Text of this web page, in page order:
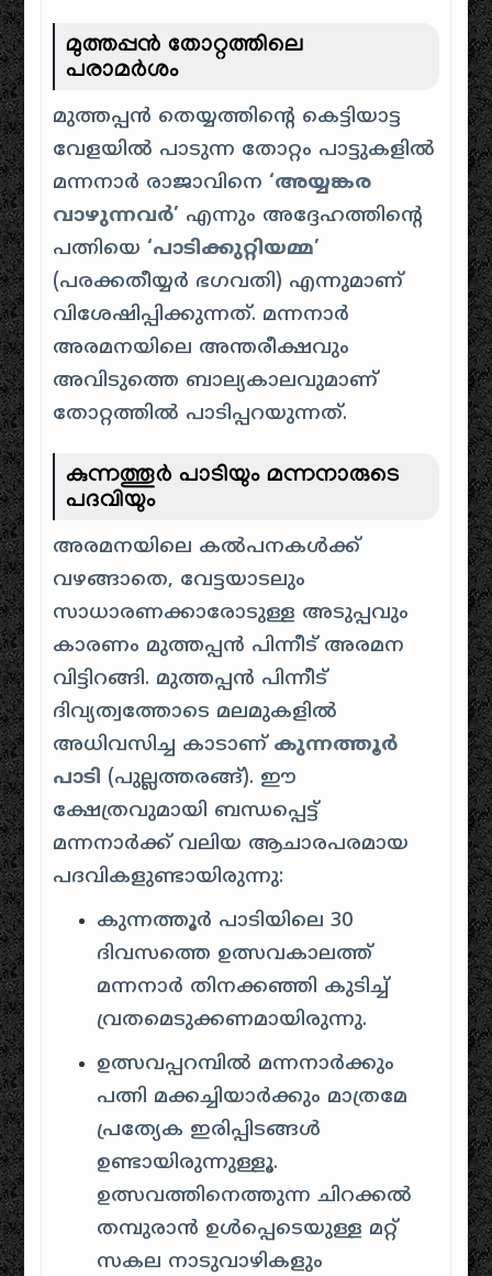
മുത്തപ്പൻ തോറ്റത്തിലെ
പരാമർശം
മുത്തപ്പൻ തെയ്യത്തിന്റെ കെട്ടിയാട്ട
വേളയിൽ പാടുന്ന തോറ്റം പാട്ടുകളിൽ
മന്നനാർ രാജാവിനെ‘അയ്യങ്കര
വാഴുന്നവർ’ എന്നും അദ്ദേഹത്തിന്റെ
പത്നിയെ‘പാടിക്കുറ്റിയമ്മ’
(പരക്കതീയ്യർ ഭഗവതി) എന്നുമാണ്
വിശേഷിപ്പിക്കുന്നത്. മന്നനാർ
അരമനയിലെ അന്തരീക്ഷവും
അവിടുത്തെ ബാല്യകാലവുമാണ്
തോറ്റത്തിൽ പാടിപ്പറയുന്നത്.
കുന്നത്തൂർ പാടിയും മന്നനാരുടെ
പദവിയും
അരമനയിലെ കൽപനകൾക്ക്
വഴങ്ങാതെ, വേട്ടയാടലും
സാധാരണക്കാരോടുള്ള അടുപ്പവും
കാരണം മുത്തപ്പൻ പിന്നീട് അരമന
വിട്ടിറങ്ങി. മുത്തപ്പൻ പിന്നീട്
ദിവ്യത്വത്തോടെ മലമുകളിൽ
അധിവസിച്ച കാടാണ് കുന്നത്തൂർ
പാടി (പുല്ലത്തരങ്ങ്). ഈ
ക്ഷേത്രവുമായി ബന്ധപ്പെട്ട്
മന്നനാർക്ക് വലിയ ആചാരപരമായ
പദവികളുണ്ടായിരുന്നു:
കുന്നത്തൂർ പാടിയിലെ 30
ദിവസത്തെ ഉത്സവകാലത്ത്
മന്നനാർ തിനക്കഞ്ഞി കുടിച്ച്
വ്രതമെടുക്കണമായിരുന്നു.
ഉത്സവപ്പറമ്പിൽ മന്നനാർക്കും
പത്നി മക്കച്ചിയാർക്കും മാത്രമേ
പ്രത്യേക ഇരിപ്പിടങ്ങൾ
ഉണ്ടായിരുന്നുള്ളൂ.
ഉത്സവത്തിനെത്തുന്ന ചിറക്കൽ
തമ്പുരാൻ ഉൾപ്പെടെയുള്ള മറ്റ്
സകല നാടുവാഴികളും